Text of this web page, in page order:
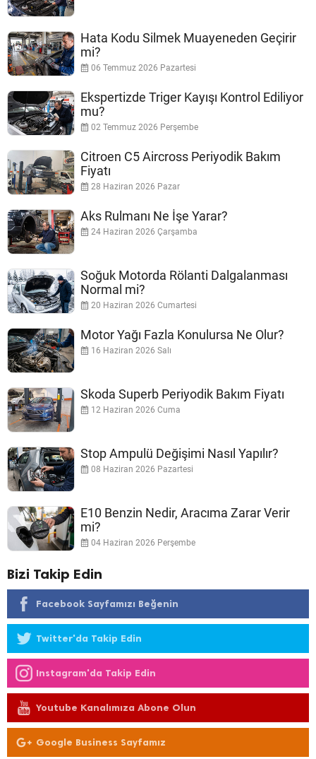
Hata Kodu Silmek Muayeneden Geçirir
mi?
06 Temmuz 2026 Pazartesi
Ekspertizde Triger Kayışı Kontrol Ediliyor
mu?
02 Temmuz 2026 Perşembe
Citroen C5 Aircross Periyodik Bakım
Fiyatı
28 Haziran 2026 Pazar
Aks Rulmanı Ne İşe Yarar?
24 Haziran 2026 Çarşamba
Soğuk Motorda Rölanti Dalgalanması
Normal mi?
20 Haziran 2026 Cumartesi
Motor Yağı Fazla Konulursa Ne Olur?
16 Haziran 2026 Salı
Skoda Superb Periyodik Bakım Fiyatı
12 Haziran 2026 Cuma
Stop Ampulü Değişimi Nasıl Yapılır?
08 Haziran 2026 Pazartesi
E10 Benzin Nedir, Aracıma Zarar Verir
mi?
04 Haziran 2026 Perşembe
Bizi Takip Edin
Facebook Sayfamızı Beğenin
Twitter'da Takip Edin
Instagram'da Takip Edin
Youtube Kanalımıza Abone Olun
Google Business Sayfamız